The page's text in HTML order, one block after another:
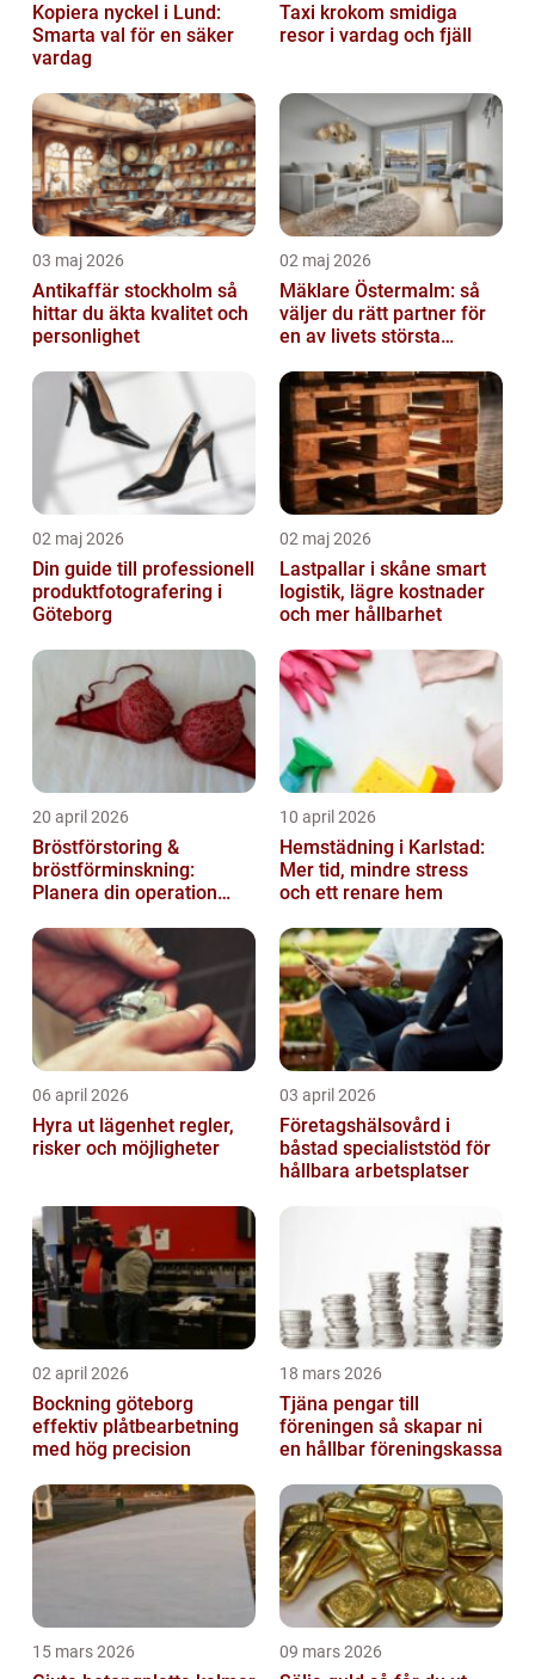
Kopiera nyckel i Lund:
Smarta val för en säker
vardag
Taxi krokom smidiga
resor i vardag och fjäll
03 maj 2026
Antikaffär stockholm så
hittar du äkta kvalitet och
personlighet
02 maj 2026
Mäklare Östermalm: så
väljer du rätt partner för
en av livets största
02 maj 2026
Din guide till professionell
produktfotografering i
Göteborg
02 maj 2026
Lastpallar i skåne smart
logistik, lägre kostnader
och mer hållbarhet
20 april 2026
Bröstförstoring &
bröstförminskning:
Planera din operation
10 april 2026
Hemstädning i Karlstad:
Mer tid, mindre stress
och ett renare hem
06 april 2026
Hyra ut lägenhet regler,
risker och möjligheter
03 april 2026
Företagshälsovård i
båstad specialiststöd för
hållbara arbetsplatser
02 april 2026
Bockning göteborg
effektiv plåtbearbetning
med hög precision
18 mars 2026
Tjäna pengar till
föreningen så skapar ni
en hållbar föreningskassa
15 mars 2026 09 mars 2026